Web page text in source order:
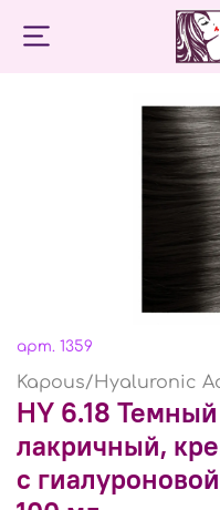
арт. 1359
Kapous/Hyaluronic
HY 6.18
лакричный,
с